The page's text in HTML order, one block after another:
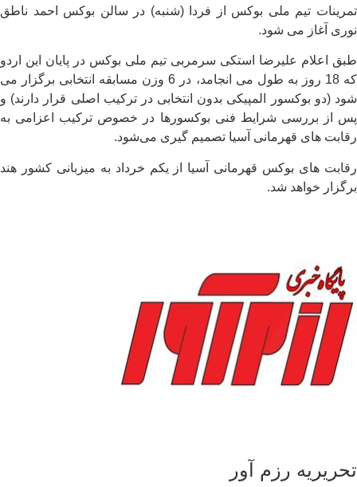
تمرینات تیم ملی بوکس از فردا (شنبه) در سالن بوکس احمد ناطق
نوری آغاز می شود.
طبق اعلام علیرضا استکی سرمربی تیم ملی بوکس در پایان این اردو
که 18 روز به طول می انجامد، در 6 وزن مسابقه انتخابی برگزار می
شود (دو بوکسور المپیکی بدون انتخابی در ترکیب اصلی قرار دارند) و
پس از بررسی شرایط فنی بوکسورها در خصوص ترکیب اعزامی به
رقابت های قهرمانی آسیا تصمیم گیری می‌شود.
رقابت های بوکس قهرمانی آسیا از یکم خرداد به میزبانی کشور هند
برگزار خواهد شد.
تحریریه رزم آور